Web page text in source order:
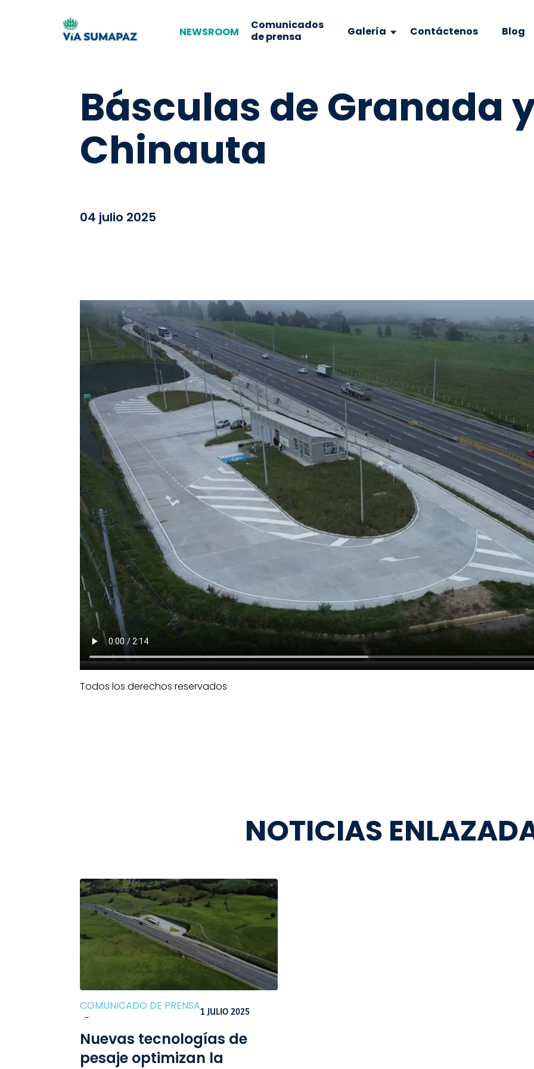
NEWSROOM
Comunicados
de prensa
Galería Contáctenos Blog
Básculas de Granada
Chinauta
04 julio 2025
Todos los derechos reservados
NOTICIAS
COMUNICADO DE PRENSA
-
1 JULIO 2025
Nuevas tecnologías de
pesaje optimizan la